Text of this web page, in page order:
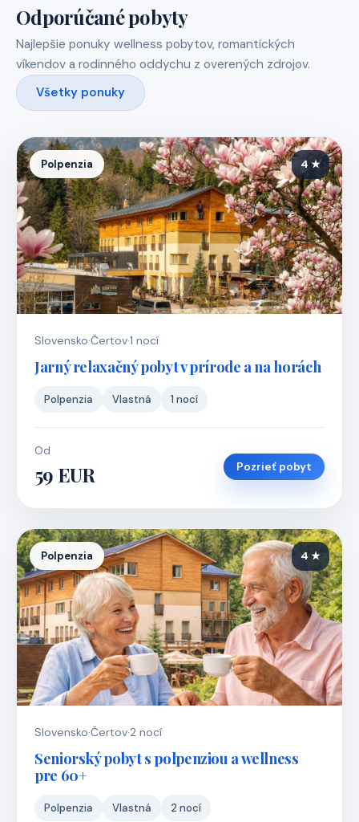
Odporúčané pobyty
Najlepšie ponuky wellness pobytov, romantických
víkendov a rodinného oddychu z overených zdrojov.
Všetky ponuky
Polpenzia 4 ★
Slovensko·Čertov·1 nocí
Jarný relaxačný pobyt v prírode a na horách
Polpenzia Vlastná 1 nocí
Od
59 EUR Pozrieť pobyt
Polpenzia 4 ★
Slovensko·Čertov·2 nocí
Seniorský pobyt s polpenziou a wellness
pre 60+
Polpenzia Vlastná 2 nocí